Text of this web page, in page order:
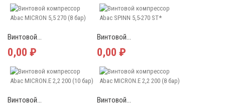
Винтовой...
0,00 ₽
Винтовой...
0,00 ₽
Винтовой... Винтовой...